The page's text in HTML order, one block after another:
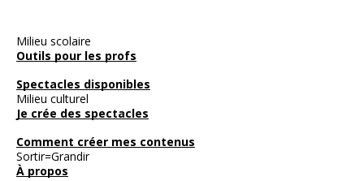
Milieu scolaire
Outils pour les profs
Spectacles disponibles
Milieu culturel
Je crée des spectacles
Comment créer mes contenus
Sortir=Grandir
À propos